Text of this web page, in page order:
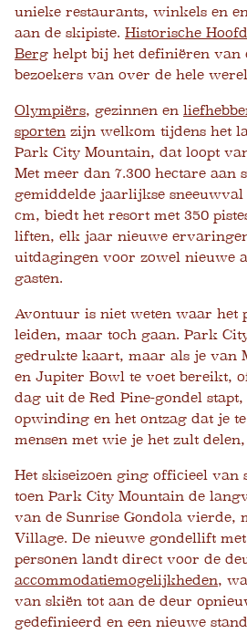
unieke restaurants, winkels en
aan de skipiste. Historische
Berg helpt bij het definiëren van
bezoekers van over de hele
Olympiërs, gezinnen en
sporten zijn welkom tijdens het
Park City Mountain, dat loopt
Met meer dan 7.300 hectare aan
gemiddelde jaarlijkse
cm, biedt het resort met 350
liften, elk jaar nieuwe
uitdagingen voor zowel nieuwe
gasten.
Avontuur is niet weten waar het
leiden, maar toch gaan. Park
gedrukte kaart, maar als je van
en Jupiter Bowl te voet bereikt,
dag uit de Red Pine-gondel
opwinding en het ontzag dat je
mensen met wie je het zult
Het skiseizoen ging officieel van
toen Park City Mountain de
van de Sunrise Gondola vierde,
Village. De nieuwe gondellift
personen landt direct voor de
accommodatiemogelijkheden,
van skiën tot aan de deur
gedefinieerd en een nieuwe